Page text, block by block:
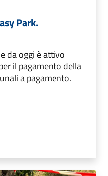
Park.
da oggi è attivo
il pagamento della
a pagamento.